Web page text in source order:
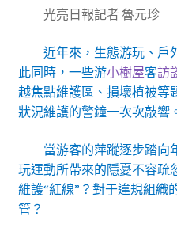
光亮日報記者 魯元珍
近年來，生態游玩、戶
此同時，一些游小樹屋客訪
越焦點維護區、損壞植被等
狀況維護的警鐘一次次敲響
當游客的萍蹤逐步踏向
玩運動所帶來的隱憂不容疏
維護“紅線”？對于違規組織
管？